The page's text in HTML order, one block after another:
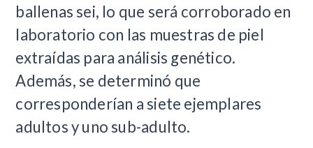
ballenas sei, lo que será corroborado en
laboratorio con las muestras de piel
extraídas para análisis genético.
Además, se determinó que
corresponderían a siete ejemplares
adultos y uno sub-adulto.